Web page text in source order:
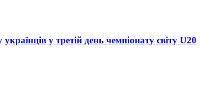
у третій день чемпіонату світу U20